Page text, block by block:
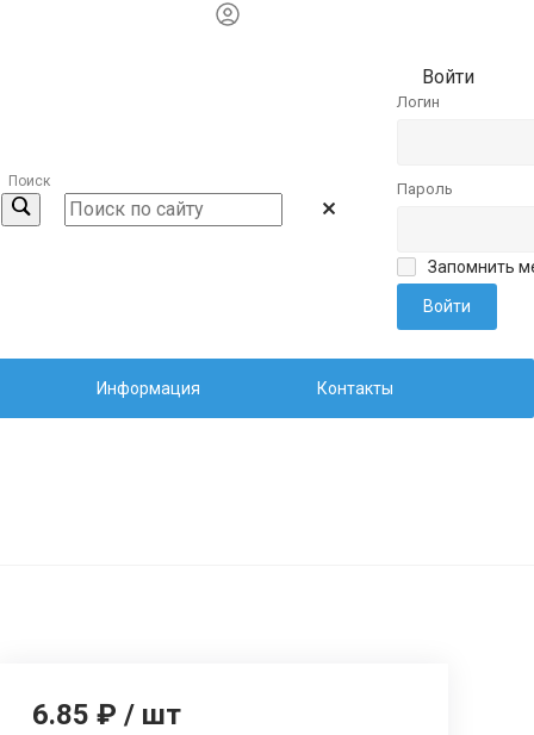
Поиск
Войти
Логин
Пароль
Запомнить
Информация Контакты
6.85 ₽ / шт